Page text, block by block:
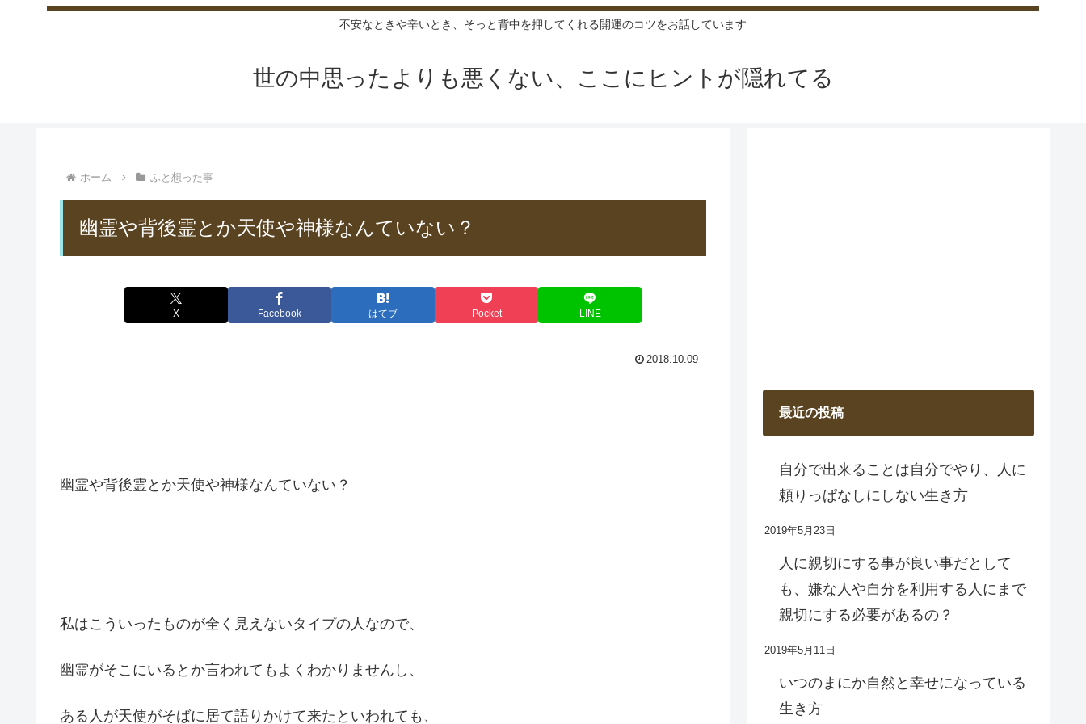
不安なときや辛いとき、そっと背中を押してくれる開運のコツをお話しています
世の中思ったよりも悪くない、ここにヒントが隠れてる
ホーム ふと想った事
幽霊や背後霊とか天使や神様なんていない？
X Facebook はてブ Pocket LINE
2018.10.09
幽霊や背後霊とか天使や神様なんていない？
私はこういったものが全く見えないタイプの人なので、
幽霊がそこにいるとか言われてもよくわかりませんし、
ある人が天使がそばに居て語りかけて来たといわれても、
最近の投稿
自分で出来ることは自分でやり、人に
頼りっぱなしにしない生き方
2019年5月23日
人に親切にする事が良い事だとして
も、嫌な人や自分を利用する人にまで
親切にする必要があるの？
2019年5月11日
いつのまにか自然と幸せになっている
生き方